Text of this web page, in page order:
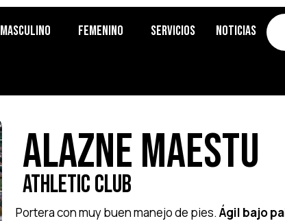
Masculino Femenino Servicios Noticias
Alazne Maestu
Athletic Club
Portera con muy buen manejo de pies. Ágil bajo